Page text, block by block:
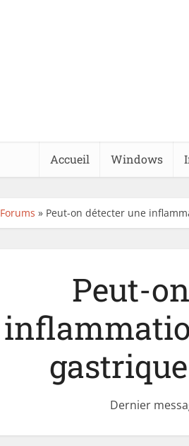
Accueil Windows
Forums » Peut-on détecter une
Peut-
Dernier